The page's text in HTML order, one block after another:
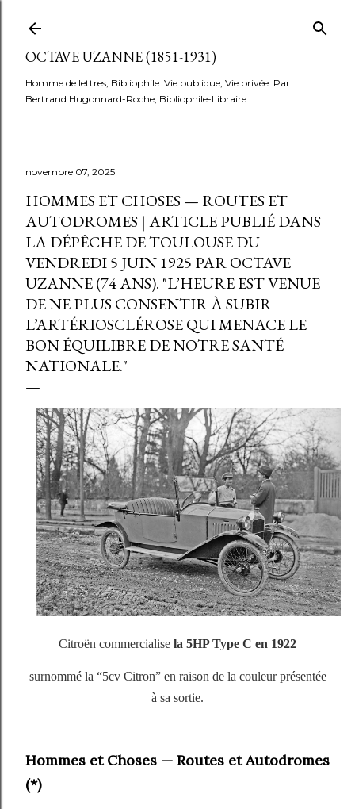
OCTAVE UZANNE (1851-1931)
Homme de lettres, Bibliophile. Vie publique, Vie privée. Par
Bertrand Hugonnard-Roche, Bibliophile-Libraire
novembre 07, 2025
HOMMES ET CHOSES — ROUTES ET
AUTODROMES | ARTICLE PUBLIÉ DANS
LA DÉPÊCHE DE TOULOUSE DU
VENDREDI 5 JUIN 1925 PAR OCTAVE
UZANNE (74 ANS). "L’HEURE EST VENUE
DE NE PLUS CONSENTIR À SUBIR
L’ARTÉRIOSCLÉROSE QUI MENACE LE
BON ÉQUILIBRE DE NOTRE SANTÉ
NATIONALE."
Citroën commercialise la 5HP Type C en 1922
surnommé la “5cv Citron” en raison de la couleur présentée
à sa sortie.
Hommes et Choses — Routes et Autodromes
(*)